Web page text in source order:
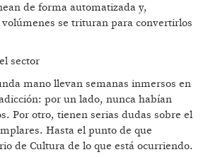
de forma automatizada y,
se trituran para convertirlos
sector
mano llevan semanas inmersos en
por un lado, nunca habían
Por otro, tienen serias dudas sobre el
Hasta el punto de que
de Cultura de lo que está ocurriendo.